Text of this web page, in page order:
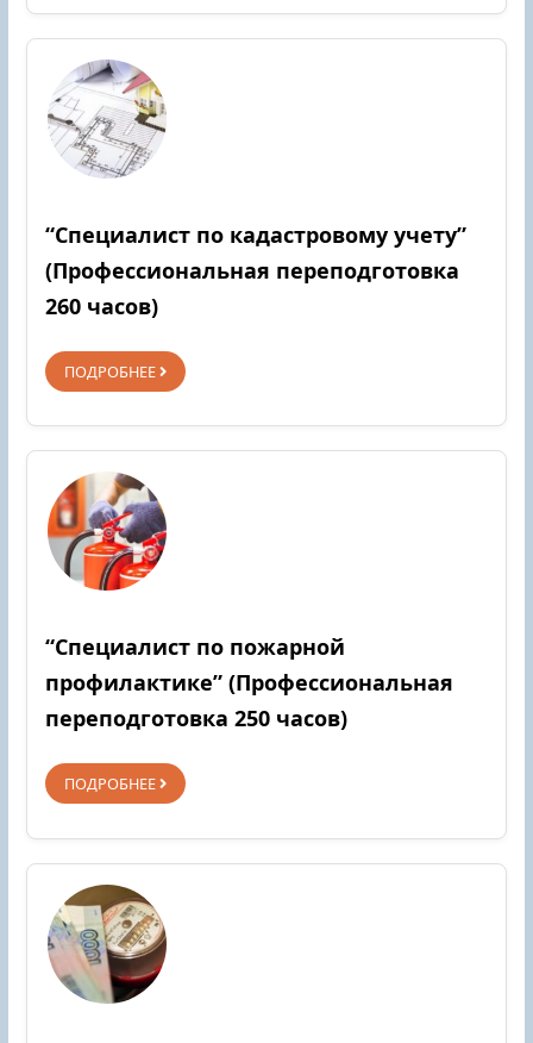
“Специалист по кадастровому учету”
(Профессиональная переподготовка
260 часов)
ПОДРОБНЕЕ
“Специалист по пожарной
профилактике” (Профессиональная
переподготовка 250 часов)
ПОДРОБНЕЕ